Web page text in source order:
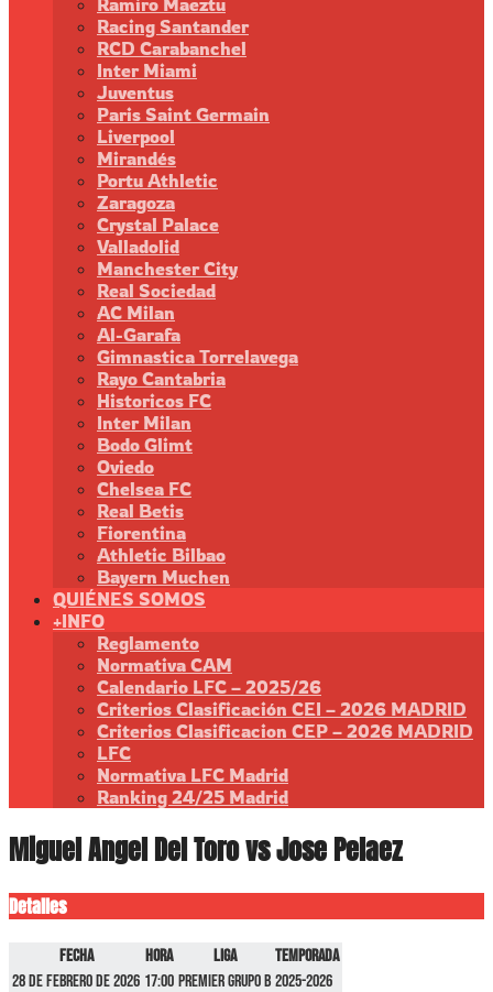
Racing Santander
RCD Carabanchel
Inter Miami
Juventus
Paris Saint Germain
Liverpool
Mirandés
Portu Athletic
Zaragoza
Crystal Palace
Valladolid
Manchester City
Real Sociedad
AC Milan
Al-Garafa
Gimnastica Torrelavega
Rayo Cantabria
Historicos FC
Inter Milan
Bodo Glimt
Oviedo
Chelsea FC
Real Betis
Fiorentina
Athletic Bilbao
Bayern Muchen
QUIÉNES SOMOS
+INFO
Reglamento
Normativa CAM
Calendario LFC – 2025/26
Criterios Clasificación CEI – 2026 MADRID
Criterios Clasificacion CEP – 2026 MADRID
LFC
Normativa LFC Madrid
Ranking 24/25 Madrid
Miguel Angel Del Toro vs Jose Pelaez
Detalles
Fecha Hora Liga
Temporada
28 de febrero de 2026 17:00 Premier GRUPO B 2025-2026